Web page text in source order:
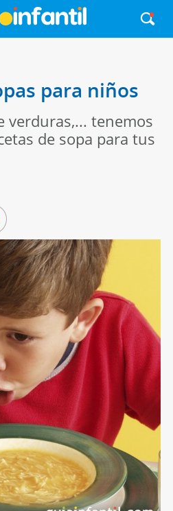
para niños
verduras,... tenemos
de sopa para tus